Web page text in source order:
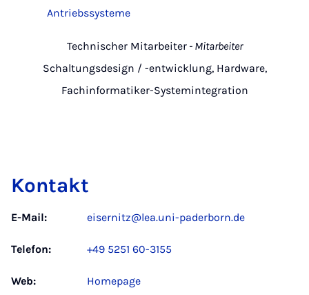
Antriebssysteme
Technischer Mitarbeiter- Mitarbeiter
Schaltungsdesign / -entwicklung, Hardware,
Fachinformatiker-Systemintegration
Kontakt
E-Mail: eisernitz@lea.uni-paderborn.de
Telefon: +49 5251 60-3155
Web: Homepage